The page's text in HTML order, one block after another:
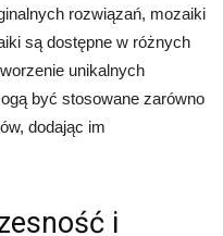
rozwiązań, mozaiki
są dostępne w różnych
unikalnych
być stosowane zarówno
dodając im
i